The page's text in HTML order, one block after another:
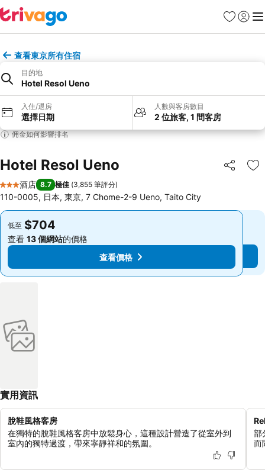
收藏夾
登入 選
查看東京所有住宿
目的地
Hotel Resol Ueno
入住/退房
選擇日期
人數與客房數目
2 位旅客, 1 間客房
佣金如何影響排名
Hotel Resol Ueno 分享
放
3 星級
酒店 8.7 極佳 (3,855 筆評分)
110-0005, 日本, 東京, 7 Chome-2-9 Ueno, Taito City
低至 $704
查看 13 個網站的價格
查看價格
低至 $704
查看 13 個網站的價格
查看價格
實用資訊
脫鞋風格客房
在獨特的脫鞋風格客房中放鬆身心，這種設計營造了從室外到
室內的獨特過渡，帶來寧靜祥和的氛圍。
部
而